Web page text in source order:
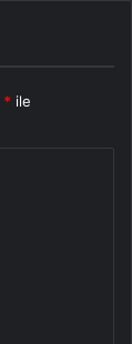
* ile